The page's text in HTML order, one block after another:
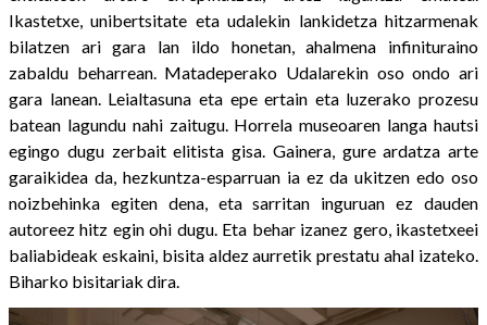
Ikastetxe, unibertsitate eta udalekin lankidetza hitzarmenak
bilatzen ari gara lan ildo honetan, ahalmena infinituraino
zabaldu beharrean. Matadeperako Udalarekin oso ondo ari
gara lanean. Leialtasuna eta epe ertain eta luzerako prozesu
batean lagundu nahi zaitugu. Horrela museoaren langa hautsi
egingo dugu zerbait elitista gisa. Gainera, gure ardatza arte
garaikidea da, hezkuntza-esparruan ia ez da ukitzen edo oso
noizbehinka egiten dena, eta sarritan inguruan ez dauden
autoreez hitz egin ohi dugu. Eta behar izanez gero, ikastetxeei
baliabideak eskaini, bisita aldez aurretik prestatu ahal izateko.
Biharko bisitariak dira.